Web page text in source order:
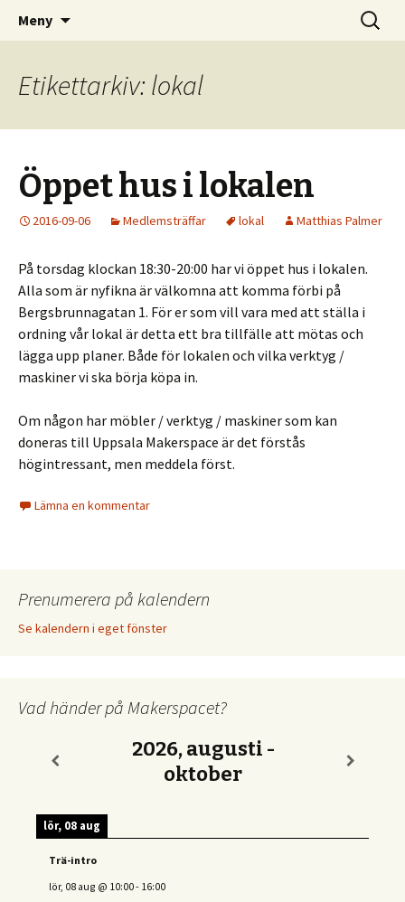
Uppsala Makerspace
Kom och skapa i Uppsala!
Meny
Sök
efter:
Etikettarkiv: lokal
Öppet hus i lokalen
2016-09-06 Medlemsträffar lokal Matthias Palmer
På torsdag klockan 18:30-20:00 har vi öppet hus i lokalen.
Alla som är nyfikna är välkomna att komma förbi på
Bergsbrunnagatan 1. För er som vill vara med att ställa i
ordning vår lokal är detta ett bra tillfälle att mötas och
lägga upp planer. Både för lokalen och vilka verktyg /
maskiner vi ska börja köpa in.
Om någon har möbler / verktyg / maskiner som kan
doneras till Uppsala Makerspace är det förstås
högintressant, men meddela först.
Lämna en kommentar
Prenumerera på kalendern
Se kalendern i eget fönster
Vad händer på Makerspacet?
2026, augusti -
oktober
lör, 08 aug
Trä-intro
lör, 08 aug @ 10:00- 16:00